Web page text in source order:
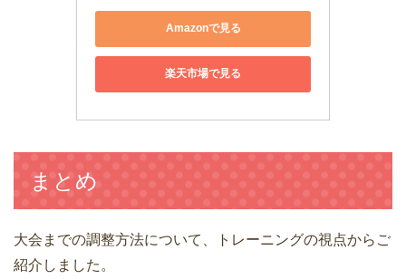
Amazonで見る
楽天市場で見る
まとめ
大会までの調整方法について、トレーニングの視点からご
紹介しました。